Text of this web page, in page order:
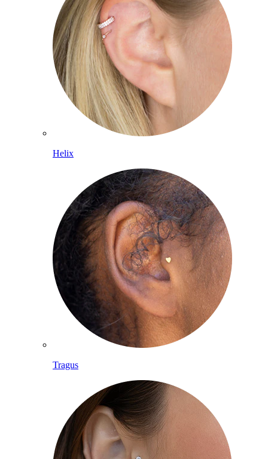
Helix
Tragus